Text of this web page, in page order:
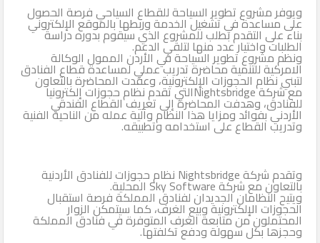
ويوفر مشروع تطوير السياحة للقطاع السياحي فرصة الحصول
على مساعدة في تشغيل الخدمة وربطها بالموقع الإلكتروني
بناء على التقدم بطلب للمشروع الذي سيقوم بدوره دراسة
الطلبات واختيار عدد منها لتلقي الدعم.
ونظم مشروع تطوير السياحة في الأردن الممول الوكالة
الامركية للتنمية محاضرة تدريب عملي لمساعدة قطاع الفنادق
لتبني نظام الحجوزات الإلكترونية، وعقدت المحاضرة بالتعاون
مع شركة Nightsbridgeالتي تقدم نظام حجوزات إلكترونيا
للفنادق، وهدفت المحاضرة إلى تعريف القطاع الفندقي
الأردني بفوائد ومزايا هذا النظام وآلية عمله من الناحية الفنية
وتدريب القطاع على استخدامه وتطبيقه.
وتقدم شركة Nightsbridge نظام حجوزات للفنادق الأردنية
بالتعاون مع شركة Sky Software المحلية.
ويتيح النظامان الجديدان لفنادق المملكة فرصة استقبال
الحجوزات الإلكترونية وبيع الغرف، كما سيتمكن الزوار
المحتملون من متابعة الغرف المتوفرة في فنادق المملكة
وحجزها بكل سهولة ودفع تكلفتها.